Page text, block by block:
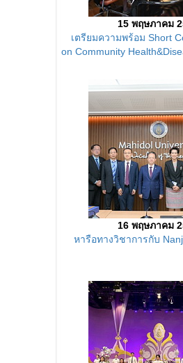
15 พฤษภาคม
เตรียมความพร้อม Short
on Community
16 พฤษภาคม
หารือทางวิชาการกับ